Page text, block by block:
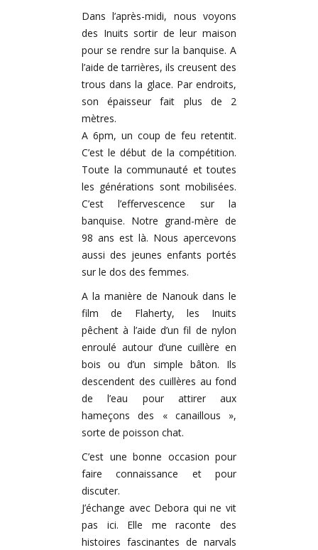
Dans l’après-midi, nous voyons
des Inuits sortir de leur maison
pour se rendre sur la banquise. A
l’aide de tarrières, ils creusent des
trous dans la glace. Par endroits,
son épaisseur fait plus de 2
mètres.
A 6pm, un coup de feu retentit.
C’est le début de la compétition.
Toute la communauté et toutes
les générations sontmobilisées.
C’est l’effervescence sur la
banquise. Notre grand-mère de
98 ans est là. Nous apercevons
aussi des jeunes enfants portés
sur le dos des femmes.
A la manière de Nanouk dans le
film de Flaherty, les Inuits
pêchent à l’aide d’un fil de nylon
enroulé autour d’une cuillère en
bois ou d’un simple bâton. Ils
descendent des cuillères au fond
de l’eau pour attirer aux
hameçons des « canaillous »,
sorte de poisson chat.
C’est une bonne occasion pour
faire connaissance et pour
discuter.
J’échange avec Debora qui ne vit
pas ici. Elle me raconte des
histoires fascinantes de narvals